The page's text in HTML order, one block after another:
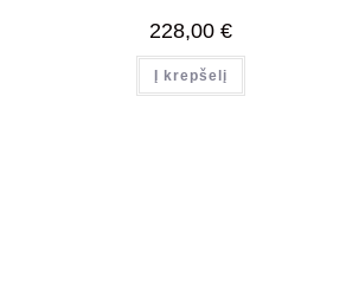
228,00 €
Į krepšelį